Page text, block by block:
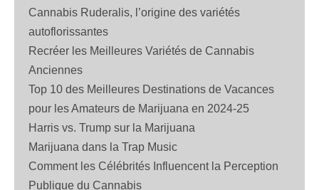
Cannabis Ruderalis, l’origine des variétés
autoflorissantes
Recréer les Meilleures Variétés de Cannabis
Anciennes
Top 10 des Meilleures Destinations de Vacances
pour les Amateurs de Marijuana en 2024-25
Harris vs. Trump sur la Marijuana
Marijuana dans la Trap Music
Comment les Célébrités Influencent la Perception
Publique du Cannabis